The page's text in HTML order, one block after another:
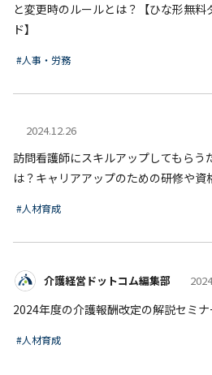
と変更時のルールとは？【ひな形無料
ド】
#人事・労務
2024.12.26
訪問看護師にスキルアップしてもらう
は？キャリアアップのための研修や資
#人材育成
介護経営ドットコム編集部
2024年度の介護報酬改定の解説セミ
#人材育成